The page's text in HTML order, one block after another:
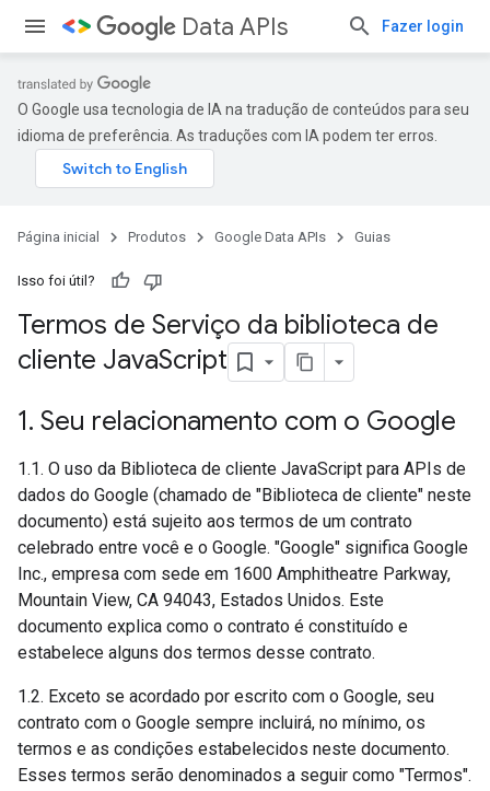
Data APIs Fazer login
O Google usa tecnologia de IA na tradução de conteúdos para seu
idioma de preferência. As traduções com IA podem ter erros.
Página inicial Produtos Google Data APIs Guias
Isso foi útil?
Termos de Serviço da biblioteca de
cliente JavaScript
1. Seu relacionamento com o Google
1.1. O uso da Biblioteca de cliente JavaScript para APIs de
dados do Google (chamado de "Biblioteca de cliente" neste
documento) está sujeito aos termos de um contrato
celebrado entre você e o Google. "Google" significa Google
Inc., empresa com sede em 1600 Amphitheatre Parkway,
Mountain View, CA 94043, Estados Unidos. Este
documento explica como o contrato é constituído e
estabelece alguns dos termos desse contrato.
1.2. Exceto se acordado por escrito com o Google, seu
contrato com o Google sempre incluirá, no mínimo, os
termos e as condições estabelecidos neste documento.
Esses termos serão denominados a seguir como "Termos".